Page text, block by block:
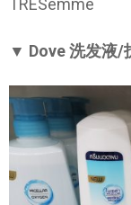
TRESemme
▼ Dove 洗发液/